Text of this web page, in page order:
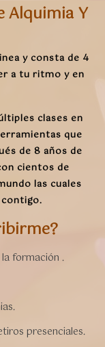
Alquimia Y
y consta de 4
a tu ritmo y en
clases en
que
de 8 años de
cientos de
las cuales
formación .
presenciales.